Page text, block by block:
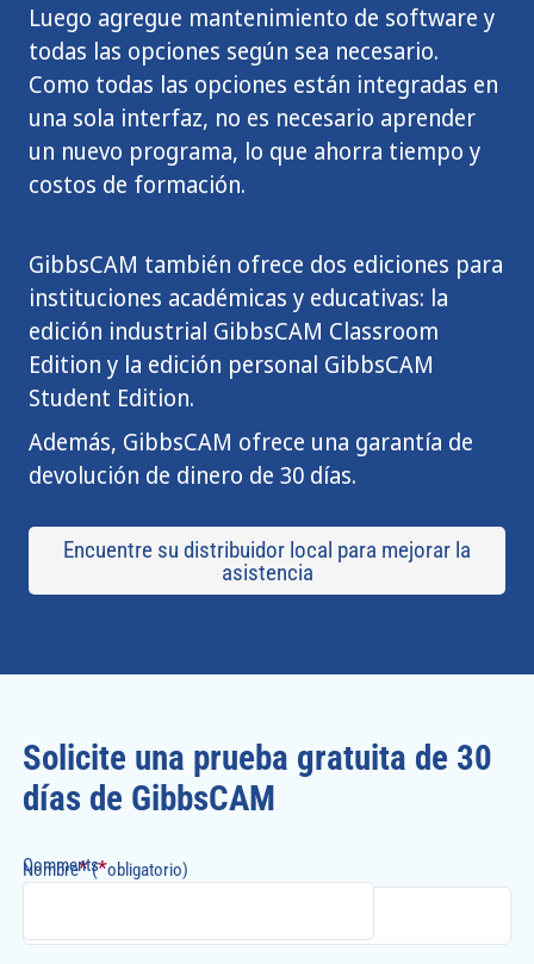
Luego agregue mantenimiento de software y
todas las opciones según sea necesario.
Como todas las opciones están integradas en
una sola interfaz, no es necesario aprender
un nuevo programa, lo que ahorra tiempo y
costos de formación.
GibbsCAM también ofrece dos ediciones para
instituciones académicas y educativas: la
edición industrial GibbsCAM Classroom
Edition y la edición personal GibbsCAM
Student Edition.
Además, GibbsCAM ofrece una garantía de
devolución de dinero de 30 días.
Encuentre su distribuidor local para mejorar la
asistencia
Solicite una prueba gratuita de 30
días de GibbsCAM
Comments
Nombre*(*obligatorio)